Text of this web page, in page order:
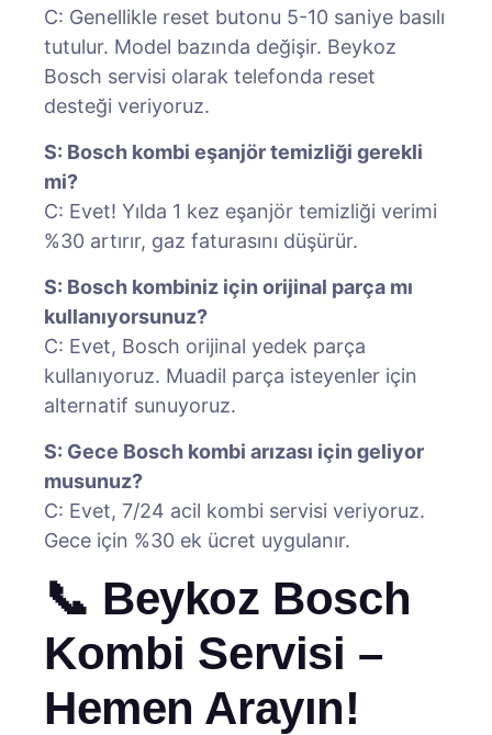
C: Genellikle reset butonu 5-10 saniye basılı
tutulur. Model bazında değişir. Beykoz
Bosch servisi olarak telefonda reset
desteği veriyoruz.
S: Bosch kombi eşanjör temizliği gerekli
mi?
C: Evet! Yılda 1 kez eşanjör temizliği verimi
%30 artırır, gaz faturasını düşürür.
S: Bosch kombiniz için orijinal parça mı
kullanıyorsunuz?
C: Evet, Bosch orijinal yedek parça
kullanıyoruz. Muadil parça isteyenler için
alternatif sunuyoruz.
S: Gece Bosch kombi arızası için geliyor
musunuz?
C: Evet, 7/24 acil kombi servisi veriyoruz.
Gece için %30 ek ücret uygulanır.
📞 Beykoz Bosch
Kombi Servisi –
Hemen Arayın!